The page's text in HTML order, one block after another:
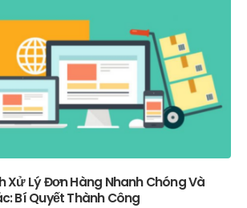
Xử Lý Đơn Hàng Nhanh Chóng Và
Bí Quyết Thành Công